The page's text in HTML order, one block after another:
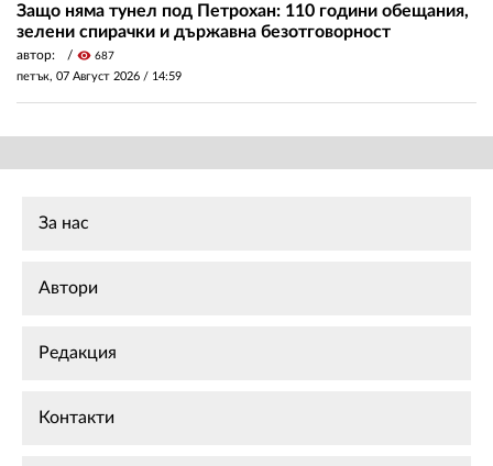
Защо няма тунел под Петрохан: 110 години обещания,
зелени спирачки и държавна безотговорност
автор: visibility 687
петък, 07 Август 2026 / 14:59
За нас
Автори
Редакция
Контакти